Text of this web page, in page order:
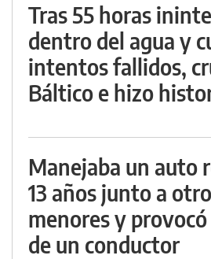
Tras 55 horas
dentro del agua y
intentos fallidos,
Báltico e hizo
Manejaba un auto
13 años junto a
menores y
de un conductor